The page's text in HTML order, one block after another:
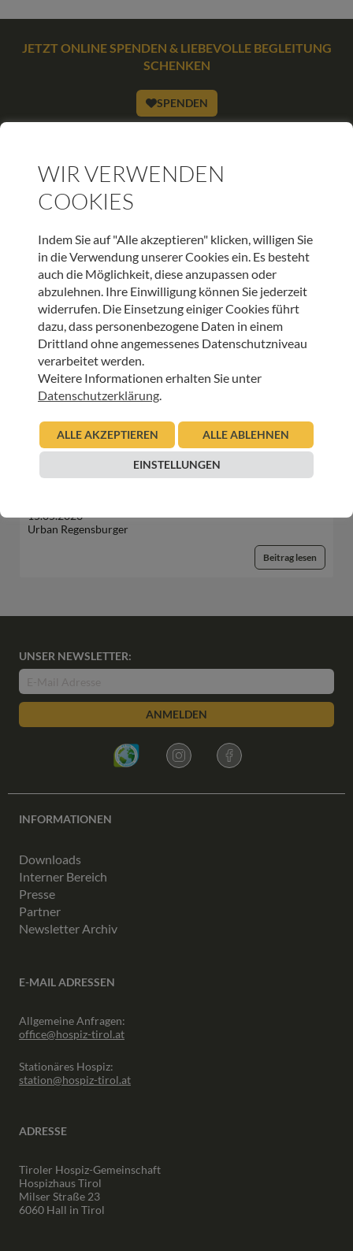
JETZT ONLINE SPENDEN & LIEBEVOLLE BEGLEITUNG
SCHENKEN
SPENDEN
WEITERE BEITRÄGE DIESER KATEGORIE
HOSPIZ WELTWEIT
Sterbeverfügung und Assistierter Suizid: Die
Perspektive von HOSPIZ ÖSTERREICH und der
Österreichischen Palliativgesellschaft (OPG)
05.11.2025
Urban Regensburger
HOSPIZ WELTWEIT
European Palliative Care Day: 15. Juni 2023
15.05.2023
Urban Regensburger
Beitrag lesen
UNSER NEWSLETTER:
ANMELDEN
INFORMATIONEN
Downloads
Interner Bereich
Presse
Partner
Newsletter Archiv
E-MAIL ADRESSEN
Allgemeine Anfragen:
office@hospiz-tirol.at
Stationäres Hospiz:
station@hospiz-tirol.at
ADRESSE
Tiroler Hospiz-Gemeinschaft
Hospizhaus Tirol
Milser Straße 23
6060 Hall in Tirol
WIR VERWENDEN
COOKIES
Indem Sie auf "Alle akzeptieren" klicken, willigen Sie
in die Verwendung unserer Cookies ein. Es besteht
auch die Möglichkeit, diese anzupassen oder
abzulehnen. Ihre Einwilligung können Sie jederzeit
widerrufen. Die Einsetzung einiger Cookies führt
dazu, dass personenbezogene Daten in einem
Drittland ohne angemessenes Datenschutzniveau
verarbeitet werden.
Weitere Informationen erhalten Sie unter
Datenschutzerklärung
ALLE AKZEPTIEREN ALLE ABLEHNEN
EINSTELLUNGEN